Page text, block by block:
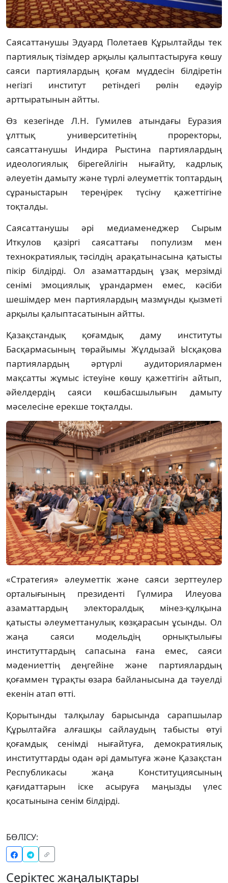
Саясаттанушы Эдуард Полетаев Құрылтайды тек
партиялық тізімдер арқылы қалыптастыруға көшу
саяси партиялардың қоғам мүддесін білдіретін
негізгі институт ретіндегі рөлін едәуір
арттыратынын айтты.
Өз кезегінде Л.Н. Гумилев атындағы Еуразия
ұлттық университетінің проректоры,
саясаттанушы Индира Рыстина партиялардың
идеологиялық бірегейлігін нығайту, кадрлық
әлеуетін дамыту және түрлі әлеуметтік топтардың
сұраныстарын тереңірек түсіну қажеттігіне
тоқталды.
Саясаттанушы әрі медиаменеджер Сырым
Иткулов қазіргі саясаттағы популизм мен
технократиялық тәсілдің арақатынасына қатысты
пікір білдірді. Ол азаматтардың ұзақ мерзімді
сенімі эмоциялық ұрандармен емес, кәсіби
шешімдер мен партиялардың мазмұнды қызметі
арқылы қалыптасатынын айтты.
Қазақстандық қоғамдық даму институты
Басқармасының төрайымы Жұлдызай Ысқақова
партиялардың әртүрлі аудиториялармен
мақсатты жұмыс істеуіне көшу қажеттігін айтып,
әйелдердің саяси көшбасшылығын дамыту
мәселесіне ерекше тоқталды.
«Стратегия» әлеуметтік және саяси зерттеулер
орталығының президенті Гүлмира Илеуова
азаматтардың электоралдық мінез-құлқына
қатысты әлеуметтанулық көзқарасын ұсынды. Ол
жаңа саяси модельдің орнықтылығы
институттардың сапасына ғана емес, саяси
мәдениеттің деңгейіне және партиялардың
қоғаммен тұрақты өзара байланысына да тәуелді
екенін атап өтті.
Қорытынды талқылау барысында сарапшылар
Құрылтайға алғашқы сайлаудың табысты өтуі
қоғамдық сенімді нығайтуға, демократиялық
институттарды одан әрі дамытуға және Қазақстан
Республикасы жаңа Конституциясының
қағидаттарын іске асыруға маңызды үлес
қосатынына сенім білдірді.
БӨЛІСУ:
Серіктес жаңалықтары